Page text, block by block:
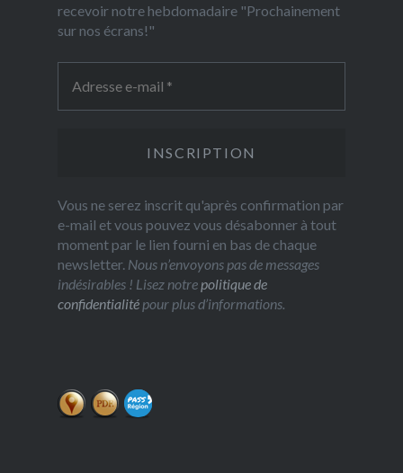
recevoir notre hebdomadaire "Prochainement
sur nos écrans!"
Vous ne serez inscrit qu'après confirmation par
e-mail et vous pouvez vous désabonner à tout
moment par le lien fourni en bas de chaque
newsletter. Nous n’envoyons pas de messages
indésirables ! Lisez notrepolitique de
confidentialitépour plus d’informations.